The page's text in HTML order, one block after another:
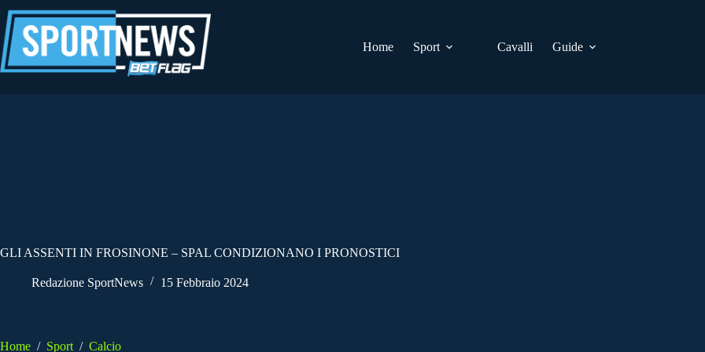
al
contenuto
Home
Sport Cavalli Guide
GLI ASSENTI IN FROSINONE – SPAL CONDIZIONANO I PRONOSTICI
Redazione SportNews 15 Febbraio 2024
Home / Sport / Calcio